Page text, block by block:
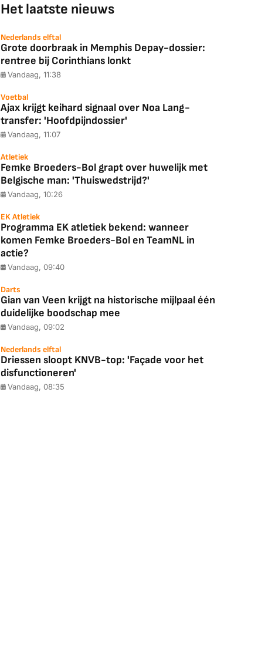
Het laatste nieuws
Nederlands elftal
Grote doorbraak in Memphis Depay-dossier:
rentree bij Corinthians lonkt
Vandaag, 11:38
Voetbal
Ajax krijgt keihard signaal over Noa Lang-
transfer: 'Hoofdpijndossier'
Vandaag, 11:07
Atletiek
Femke Broeders-Bol grapt over huwelijk met
Belgische man: 'Thuiswedstrijd?'
Vandaag, 10:26
EK Atletiek
Programma EK atletiek bekend: wanneer
komen Femke Broeders-Bol en TeamNL in
actie?
Vandaag, 09:40
Darts
Gian van Veen krijgt na historische mijlpaal één
duidelijke boodschap mee
Vandaag, 09:02
Nederlands elftal
Driessen sloopt KNVB-top: 'Façade voor het
disfunctioneren'
Vandaag, 08:35